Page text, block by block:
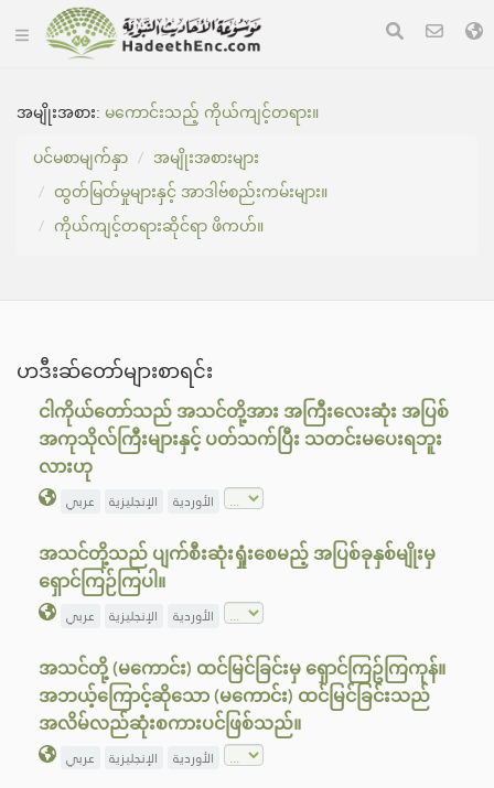
အမျိုးအစား:မကောင်းသည့် ကိုယ်ကျင့်တရား။
ပင်မစာမျက်နှာ
အမျိုးအစားများ
ထွတ်မြတ်မှုများနှင့် အာဒါဗ်စည်းကမ်းများ။
ကိုယ်ကျင့်တရားဆိုင်ရာ ဖိကဟ်။
ဟဒီးဆ်တော်များစာရင်း
ငါကိုယ်တော်သည် အသင်တို့အား အကြီးလေးဆုံး အပြစ်
အကုသိုလ်ကြီးများနှင့် ပတ်သက်ပြီး သတင်းမပေးရဘူး
လားဟု
عربي الإنجليزية الأوردية
အသင်တို့သည် ပျက်စီးဆုံးရှုံးစေမည့် အပြစ်ခုနှစ်မျိုးမှ
ရှောင်ကြဉ်ကြပါ။
عربي الإنجليزية الأوردية
အသင်တို့ (မကောင်း) ထင်မြင်ခြင်းမှ ရှောင်ကြဥ်ကြကုန်။
အဘယ့်ကြောင့်ဆိုသော (မကောင်း) ထင်မြင်ခြင်းသည်
အလိမ်လည်ဆုံးစကားပင်ဖြစ်သည်။
عربي الإنجليزية الأوردية